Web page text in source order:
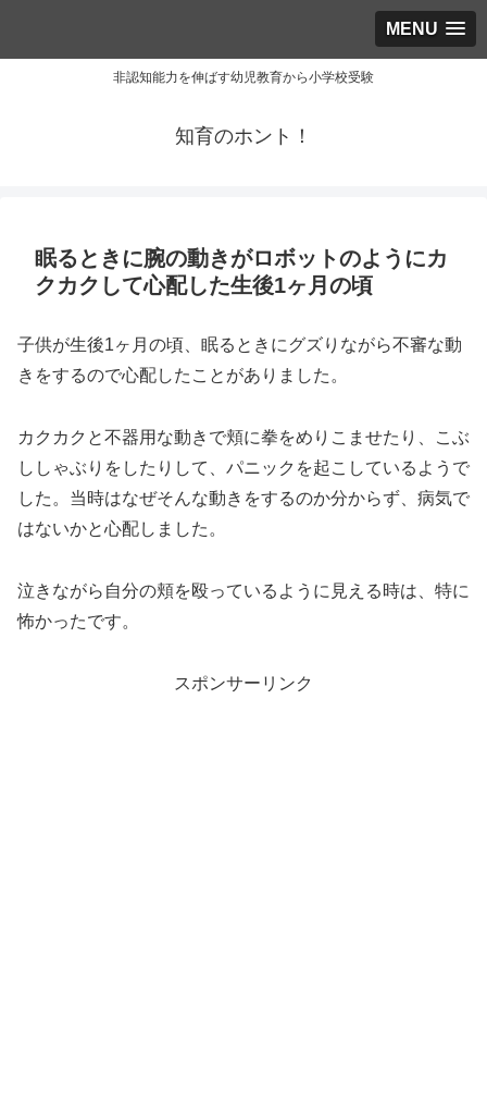
MENU
非認知能力を伸ばす幼児教育から小学校受験
知育のホント！
眠るときに腕の動きがロボットのようにカ
クカクして心配した生後1ヶ月の頃
子供が生後1ヶ月の頃、眠るときにグズりながら不審な動
きをするので心配したことがありました。
カクカクと不器用な動きで頬に拳をめりこませたり、こぶ
ししゃぶりをしたりして、パニックを起こしているようで
した。当時はなぜそんな動きをするのか分からず、病気で
はないかと心配しました。
泣きながら自分の頬を殴っているように見える時は、特に
怖かったです。
スポンサーリンク